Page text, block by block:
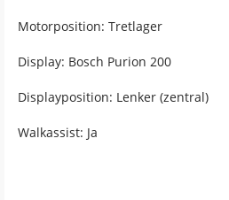
Motorposition: Tretlager
Display: Bosch Purion 200
Displayposition: Lenker (zentral)
Walkassist: Ja